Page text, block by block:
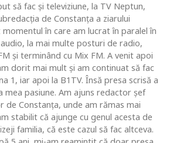
să fac şi televiziune, la TV Neptun,
de Constanţa a ziarului
momentul în care am lucrat în paralel în
la mai multe posturi de radio,
şi terminând cu Mix FM. A venit apoi
dorit mai mult şi am continuat să fac
1, iar apoi la B1TV. Însă presa scrisă a
mea pasiune. Am ajuns redactor şef
de Constanţa, unde am rămas mai
stabilit că ajunge cu genul acesta de
familia, că este cazul să fac altceva.